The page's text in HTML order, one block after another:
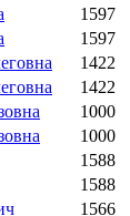
1597
1597
1422
1422
1000
1000
1588
1588
1566